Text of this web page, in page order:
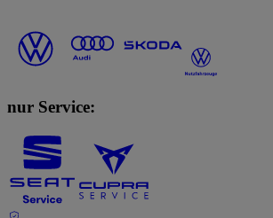
nur Service: